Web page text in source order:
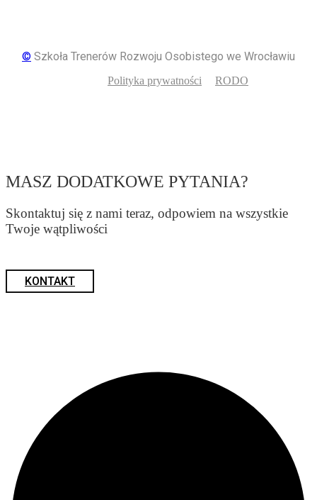
© Szkoła Trenerów Rozwoju Osobistego we Wrocławiu
Polityka prywatności RODO
MASZ DODATKOWE PYTANIA?
Skontaktuj się z nami teraz, odpowiem na wszystkie
Twoje wątpliwości
KONTAKT